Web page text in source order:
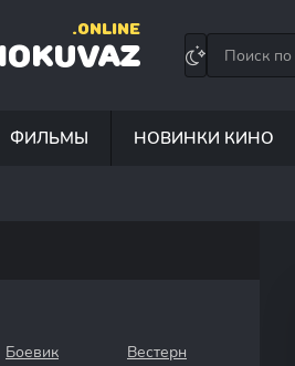
.ONLINE
ФИЛЬМЫ НОВИНКИ КИНО
Боевик
Вестерн